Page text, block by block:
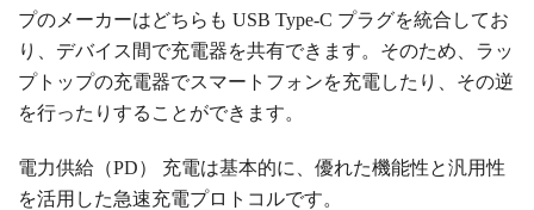
プのメーカーはどちらも USB Type-C プラグを統合してお
り、デバイス間で充電器を共有できます。そのため、ラッ
プトップの充電器でスマートフォンを充電したり、その逆
を行ったりすることができます。
電力供給（PD）
充電は基本的に、優れた機能性と汎用性
を活用した急速充電プロトコルです。